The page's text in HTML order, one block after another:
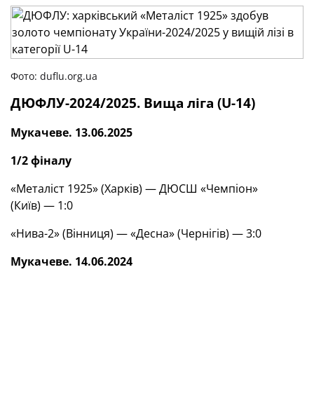
Фото: duflu.org.ua
ДЮФЛУ-2024/2025. Вища ліга (U-14)
Мукачеве. 13.06.2025
1/2 фіналу
«Металіст 1925» (Харків) — ДЮСШ «Чемпіон»
(Київ) — 1:0
«Нива-2» (Вінниця) — «Десна» (Чернігів) — 3:0
Мукачеве. 14.06.2024